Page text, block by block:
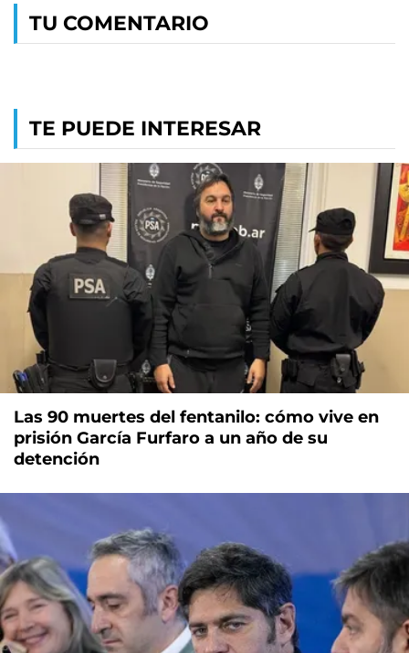
TU COMENTARIO
TE PUEDE INTERESAR
Las 90 muertes del fentanilo: cómo vive en
prisión García Furfaro a un año de su
detención